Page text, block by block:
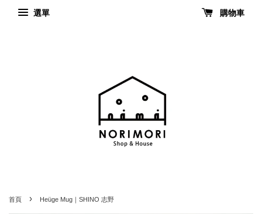
選單 購物車
首頁 › Heüge Mug｜SHINO 志野